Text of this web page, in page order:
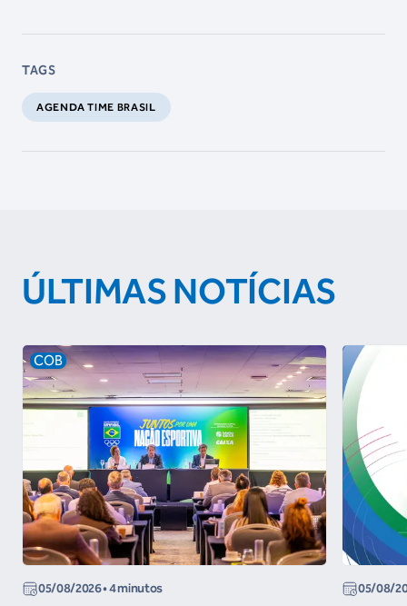
TAGS
AGENDA TIME BRASIL
ÚLTIMAS NOTÍCIAS
COB
05/08/2026• 4 minutos 05/08/